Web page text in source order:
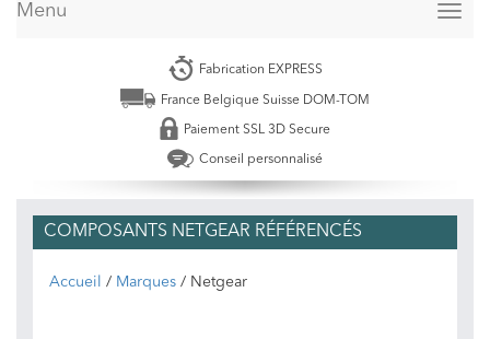
Menu
Fabrication EXPRESS
France Belgique Suisse DOM-TOM
Paiement SSL 3D Secure
Conseil personnalisé
COMPOSANTS NETGEAR RÉFÉRENCÉS
Accueil / Marques / Netgear